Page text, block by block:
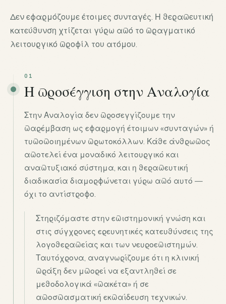
Δεν εφαρμόζουμε έτοιμες συνταγές. Η θεραπευτική
κατεύθυνση χτίζεται γύρω από το πραγματικό
λειτουργικό προφίλ του ατόμου.
01
Η προσέγγιση στην Αναλογία
Στην Αναλογία δεν προσεγγίζουμε την
παρέμβαση ως εφαρμογή έτοιμων «συνταγών» ή
τυποποιημένων πρωτοκόλλων. Κάθε άνθρωπος
αποτελεί ένα μοναδικό λειτουργικό και
αναπτυξιακό σύστημα, και η θεραπευτική
διαδικασία διαμορφώνεται γύρω από αυτό —
όχι το αντίστροφο.
Στηριζόμαστε στην επιστημονική γνώση και
στις σύγχρονες ερευνητικές κατευθύνσεις της
λογοθεραπείας και των νευροεπιστημών.
Ταυτόχρονα, αναγνωρίζουμε ότι η κλινική
πράξη δεν μπορεί να εξαντληθεί σε
μεθοδολογικά «πακέτα» ή σε
αποσπασματική εκπαίδευση τεχνικών.